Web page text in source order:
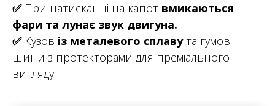
✅При натисканні на капот вмикаються
фари та лунає звук двигуна.
✅Кузов із металевого сплавута гумові
шини з протекторами для преміального
вигляду.